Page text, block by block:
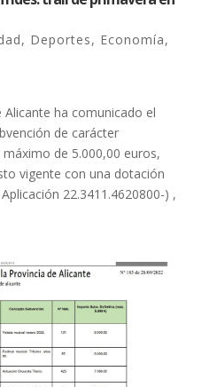
, Deportes, Economía,
Alicante ha comunicado el
de carácter
de 5.000,00 euros,
vigente con una dotación
22.3411.4620800-) ,